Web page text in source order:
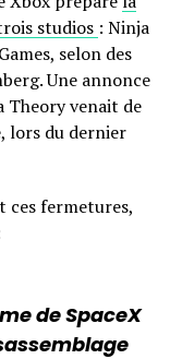
studios : Ninja
selon des
Une annonce
Theory venait de
lors du dernier
ces fermetures,
de SpaceX